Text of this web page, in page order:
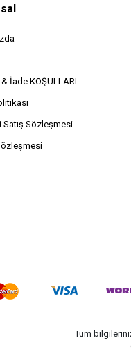
İade KOŞULLARI
Sözleşmesi
Tüm